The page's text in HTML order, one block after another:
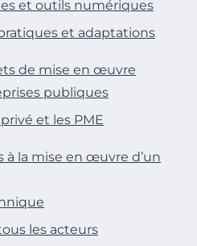
et outils numériques
et adaptations
de mise en œuvre
publiques
et les PME
à la mise en œuvre d’un
les acteurs